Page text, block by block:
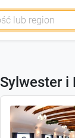
Sylwester i